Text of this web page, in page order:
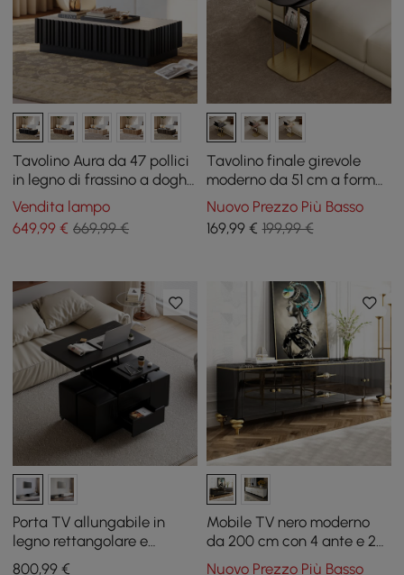
Tavolino Aura da 47 pollici
in legno di frassino a doghe
con piano in pietra
sinterizzata
Vendita lampo
649,99 € 669,99 €
Tavolino finale girevole
moderno da 51 cm a forma
di C in nero e oro con
portariviste
Nuovo Prezzo Più Basso
169,99€ 199,99 €
Porta TV allungabile in
legno rettangolare e
tavolino da caffè nero con
800,99 €
Mobile TV nero moderno
da 200 cm con 4 ante e 2
cassetti
Nuovo Prezzo Più Basso